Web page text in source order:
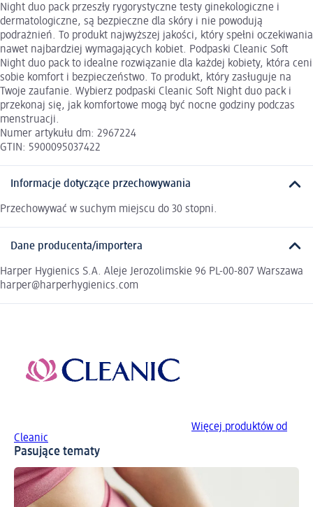
Night duo pack przeszły rygorystyczne testy ginekologiczne i
dermatologiczne, są bezpieczne dla skóry i nie powodują
podrażnień. To produkt najwyższej jakości, który spełni oczekiwania
nawet najbardziej wymagających kobiet. Podpaski Cleanic Soft
Night duo pack to idealne rozwiązanie dla każdej kobiety, która ceni
sobie komfort i bezpieczeństwo. To produkt, który zasługuje na
Twoje zaufanie. Wybierz podpaski Cleanic Soft Night duo pack i
przekonaj się, jak komfortowe mogą być nocne godziny podczas
menstruacji.
Numer artykułu dm: 2967224
GTIN: 5900095037422
Informacje dotyczące przechowywania
Przechowywać w suchym miejscu do 30 stopni.
Dane producenta/importera
Harper Hygienics S.A. Aleje Jerozolimskie 96 PL-00-807 Warszawa
harper@harperhygienics.com
Więcej produktów od
Cleanic
Pasujące tematy